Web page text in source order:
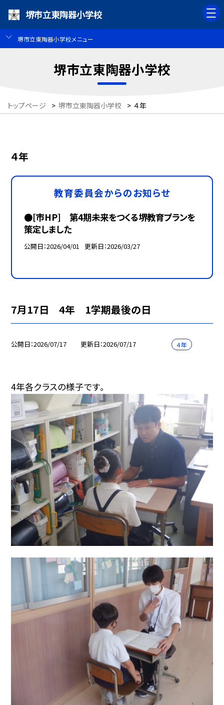
堺市立東陶器小学校
堺市立東陶器小学校メニュー
堺市立東陶器小学校
トップページ > 堺市立東陶器小学校 > ４年
４年
教育委員会からのお知らせ
●[市HP] 第4期未来をつくる堺教育プランを
策定しました
公開日 2026/04/01 更新日 2026/03/27
7月17日 4年 1学期最後の日
公開日 2026/07/17 更新日 2026/07/17 ４年
4年各クラスの様子です。